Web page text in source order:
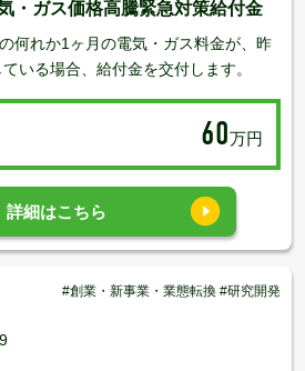
・ガス価格高騰緊急対策給付金
何れか1ヶ月の電気・ガス料⾦が、昨
いる場合、給付金を交付します。
60万円
詳細はこちら
#創業・新事業・業態転換 #研究開発